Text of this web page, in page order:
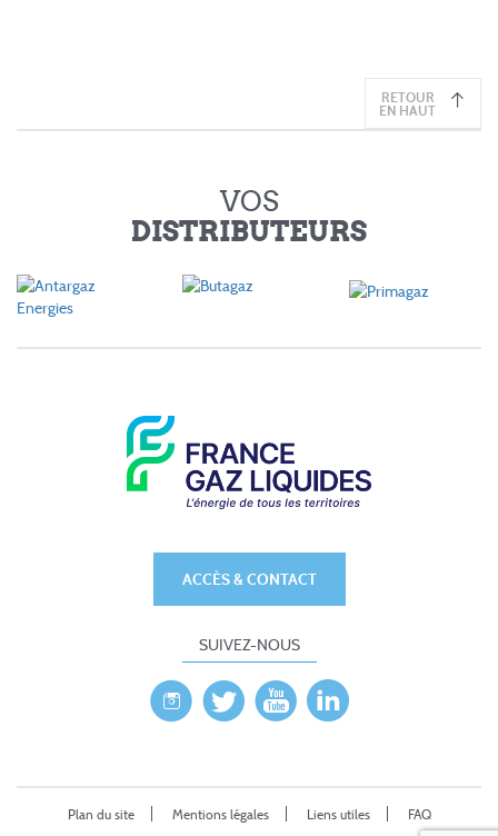
RETOUR
EN HAUT
VOS
DISTRIBUTEURS
ACCÈS & CONTACT
SUIVEZ-NOUS
Plan du site Mentions légales Liens utiles FAQ